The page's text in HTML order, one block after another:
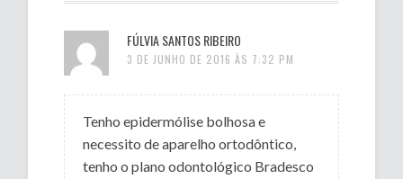
FÚLVIA SANTOS RIBEIRO
3 DE JUNHO DE 2016 ÀS 7:32 PM
Tenho epidermólise bolhosa e
necessito de aparelho ortodôntico,
tenho o plano odontológico Bradesco